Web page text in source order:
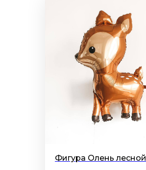
Фигура Олень лесной